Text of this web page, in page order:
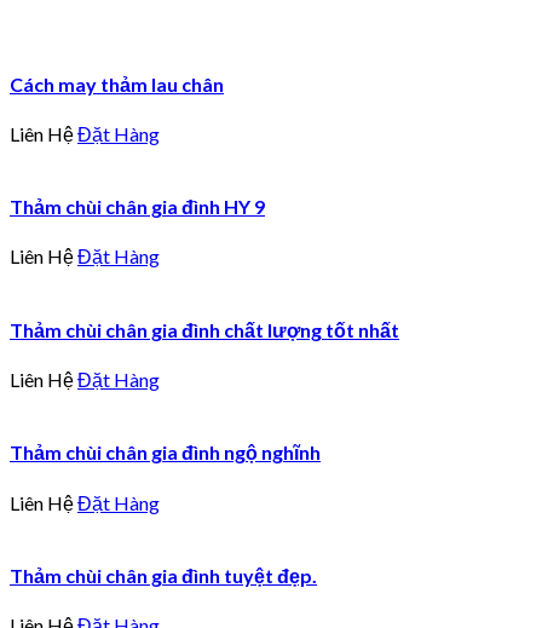
Cách may thảm lau chân
Liên HệĐặt Hàng
Thảm chùi chân gia đình HY 9
Liên HệĐặt Hàng
Thảm chùi chân gia đình chất lượng tốt nhất
Liên HệĐặt Hàng
Thảm chùi chân gia đình ngộ nghĩnh
Liên HệĐặt Hàng
Thảm chùi chân gia đình tuyệt đẹp.